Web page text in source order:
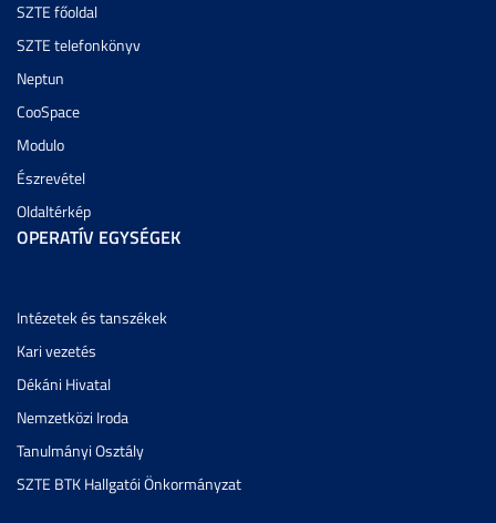
SZTE főoldal
SZTE telefonkönyv
Neptun
CooSpace
Modulo
Észrevétel
Oldaltérkép
OPERATÍV EGYSÉGEK
Intézetek és tanszékek
Kari vezetés
Dékáni Hivatal
Nemzetközi Iroda
Tanulmányi Osztály
SZTE BTK Hallgatói Önkormányzat